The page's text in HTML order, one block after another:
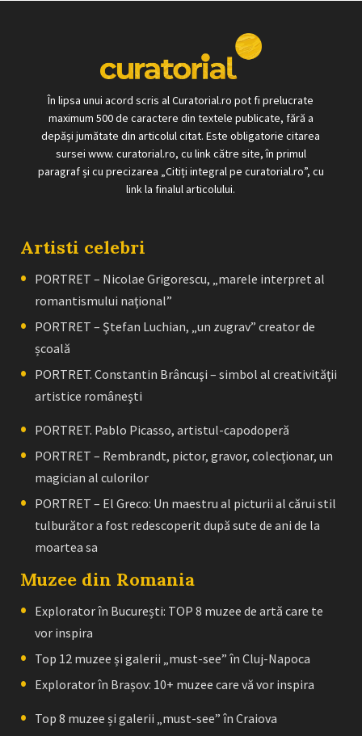
În lipsa unui acord scris al Curatorial.ro pot fi prelucrate
maximum 500 de caractere din textele publicate, fără a
depăși jumătate din articolul citat. Este obligatorie citarea
sursei www. curatorial.ro, cu link către site, în primul
paragraf și cu precizarea „Citiți integral pe curatorial.ro”, cu
link la finalul articolului.
Artisti celebri
PORTRET – Nicolae Grigorescu, „marele interpret al
romantismului naţional”
PORTRET – Ştefan Luchian, „un zugrav” creator de
școală
PORTRET. Constantin Brâncuşi – simbol al creativităţii
artistice româneşti
PORTRET. Pablo Picasso, artistul-capodoperă
PORTRET – Rembrandt, pictor, gravor, colecţionar, un
magician al culorilor
PORTRET – El Greco: Un maestru al picturii al cărui stil
tulburător a fost redescoperit după sute de ani de la
moartea sa
Muzee din Romania
Explorator în București: TOP 8 muzee de artă care te
vor inspira
Top 12 muzee și galerii „must-see” în Cluj-Napoca
Explorator în Brașov: 10+ muzee care vă vor inspira
Top 8 muzee și galerii „must-see” în Craiova